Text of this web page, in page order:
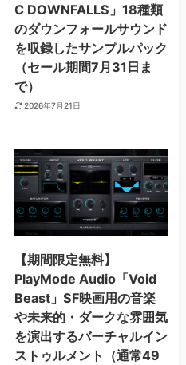
C DOWNFALLS」18種類
のダウンフォールサウンド
を収録したサンプルパック
（セール期間7月31日ま
で）
2026年7月21日
【期間限定無料】
PlayMode Audio「Void
Beast」SF映画用の音楽
や未来的・ダークな雰囲気
を演出するバーチャルイン
ストゥルメント（通常49